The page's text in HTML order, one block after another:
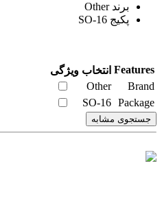
برند Other
پکیج SO-16
Features انتخاب ویژگی
Brand
Other
Package
SO-16
جستجوی مشابه